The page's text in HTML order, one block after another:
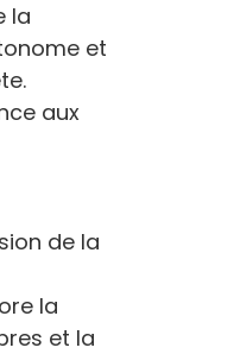
la
et
aux
de la
la
et la